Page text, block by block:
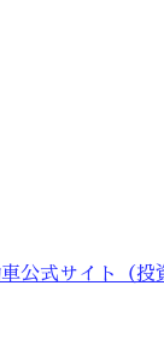
車公式サイト（